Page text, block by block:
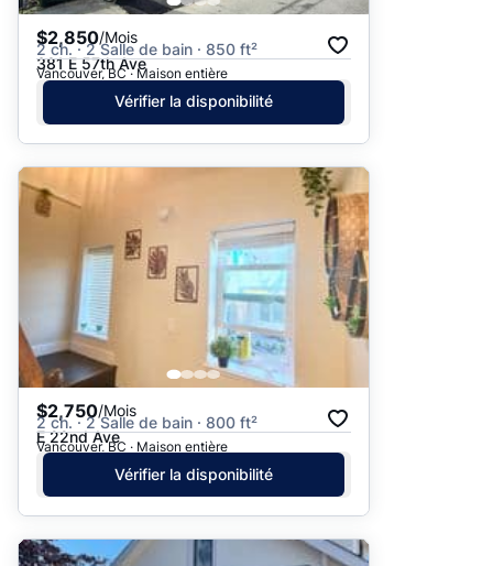
$2,850/Mois
2 ch. · 2 Salle de bain · 850 ft²
381 E 57th Ave
Vancouver, BC · Maison entière
Vérifier la disponibilité
$2,750/Mois
2 ch. · 2 Salle de bain · 800 ft²
E 22nd Ave
Vancouver, BC · Maison entière
Vérifier la disponibilité